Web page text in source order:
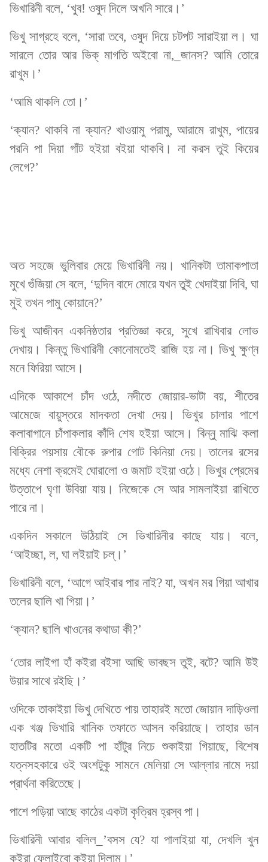
ভিখারিনী বলে, ‘খুব! ওষুদ দিলে অখনি সারে।’
ভিখু সাগ্রহে বলে, ‘সারা তবে, ওষুদ দিয়ে চটপট সারাইয়া ল। ঘা
সারলে তোর আর ভিক্ মাগতি অইবো না,_জানস? আমি তোরে
রাখুম।’
‘আমি থাকলি তো।’
‘ক্যান? থাকবি না ক্যান? খাওয়ামু পরামু, আরামে রাখুম, পায়ের
পরনি পা দিয়া গাঁট হইয়া বইয়া থাকবি। না করস তুই কিয়ের
লেগে?’
অত সহজে ভুলিবার মেয়ে ভিখারিনী নয়। খানিকটা তামাকপাতা
মুখে গুঁজিয়া সে বলে, ‘দুদিন বাদে মোরে যখন তুই খেদাইয়া দিবি, ঘা
মুই তখন পামু কোয়ানে?’
ভিখু আজীবন একনিষ্ঠতার প্রতিজ্ঞা করে, সুখে রাখিবার লোভ
দেখায়। কিন্তু ভিখারিনী কোনোমতেই রাজি হয় না। ভিখু ক্ষুণ্ন
মনে ফিরিয়া আসে।
এদিকে আকাশে চাঁদ ওঠে, নদীতে জোয়ার-ভাটা বয়, শীতের
আমেজে বায়ুস্তরে মাদকতা দেখা দেয়। ভিখুর চালার পাশে
কলাবাগানে চাঁপাকলার কাঁদি শেষ হইয়া আসে। বিন্নু মাঝি কলা
বিক্রির পয়সায় বৌকে রুপার গোট কিনিয়া দেয়। তালের রসের
মধ্যে নেশা ক্রমেই ঘোরালো ও জমাট হইয়া ওঠে। ভিখুর প্রেমের
উত্তাপে ঘৃণা উবিয়া যায়। নিজেকে সে আর সামলাইয়া রাখিতে
পারে না।
একদিন সকালে উঠিয়াই সে ভিখারিনীর কাছে যায়। বলে,
‘আইচ্ছা, ল, ঘা লইয়াই চল্।’
ভিখারিনী বলে, ‘আগে আইবার পার নাই? যা, অখন মর গিয়া আখার
তলের ছালি খা গিয়া।’
‘ক্যান? ছালি খাওনের কথাডা কী?’
‘তোর লাইগা হাঁ কইরা বইসা আছি ভাবছস তুই, বটে? আমি উই
উয়ার সাথে রইছি।’
ওদিকে তাকাইয়া ভিখু দেখিতে পায় তাহারই মতো জোয়ান দাড়িওলা
এক খঞ্জ ভিখারি খানিক তফাতে আসন করিয়াছে। তাহার ডান
হাতটির মতো একটি পা হাঁটুর নিচে শুকাইয়া গিয়াছে, বিশেষ
যত্নসহকারে ওই অংশটুকু সামনে মেলিয়া সে আল্লার নামে দয়া
প্রার্থনা করিতেছে।
পাশে পড়িয়া আছে কাঠের একটা কৃত্রিম হ্রস্ব পা।
ভিখারিনী আবার বলিল_’বসস যে? যা পালাইয়া যা, দেখলি খুন
কইরা ফেলাইবো কইয়া দিলাম।’